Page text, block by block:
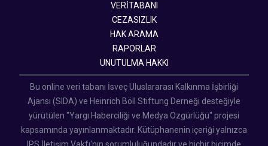
VERİTABANI
CEZASIZLIK
HAK ARAMA
RAPORLAR
UNUTULMA HAKKI
Bu online veri tabanı İsveç Uluslararası Kalkınma İşbirliği
Ajansı (SIDA) ve Heinrich Böll Stiftung Derneği desteğiyle
yürütülen "Yargı Haberciliği ve Medya Özgürlüğü" projesi
kapsamında yayınlanmaktadır. Kütüphanenin içeriği yalnızca